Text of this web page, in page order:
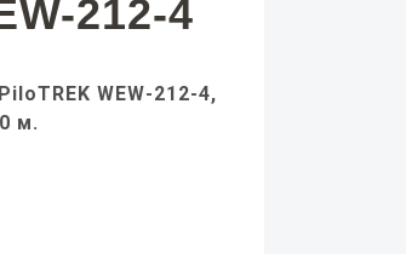
212-4
WEW-212-4,
м.